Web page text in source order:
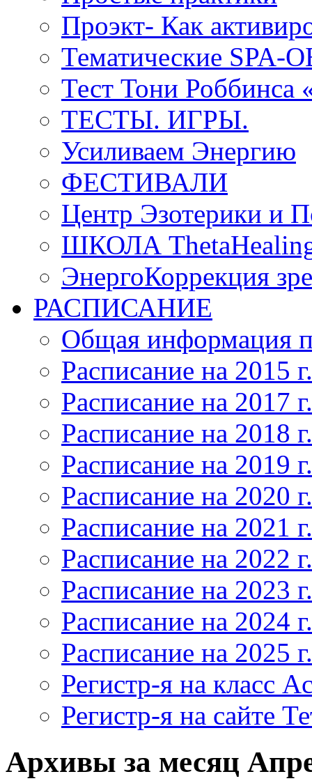
Проэкт- Как
Тематические
Тест Тони Роббинса
ТЕСТЫ. ИГРЫ.
Усиливаем Энергию
ФЕСТИВАЛИ
Центр Эзотерики и
ШКОЛА
ЭнергоКоррекция
РАСПИСАНИЕ
Общая информация
Расписание на 2015 г.
Расписание на 2017 г.
Расписание на 2018 г.
Расписание на 2019 г.
Расписание на 2020 г.
Расписание на 2021 г.
Расписание на 2022 г.
Расписание на 2023 г.
Расписание на 2024 г.
Расписание на 2025 г.
Регистр-я на класс
Регистр-я на сайте
Архивы за месяц